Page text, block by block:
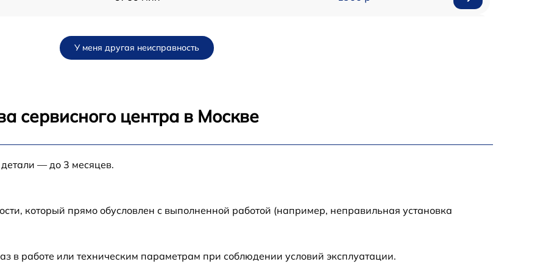
У меня другая неисправность
сервисного центра в Москве
— до 3 месяцев.
который прямо обусловлен с выполненной работой (например, неправильная установка
в работе или техническим параметрам при соблюдении условий эксплуатации.